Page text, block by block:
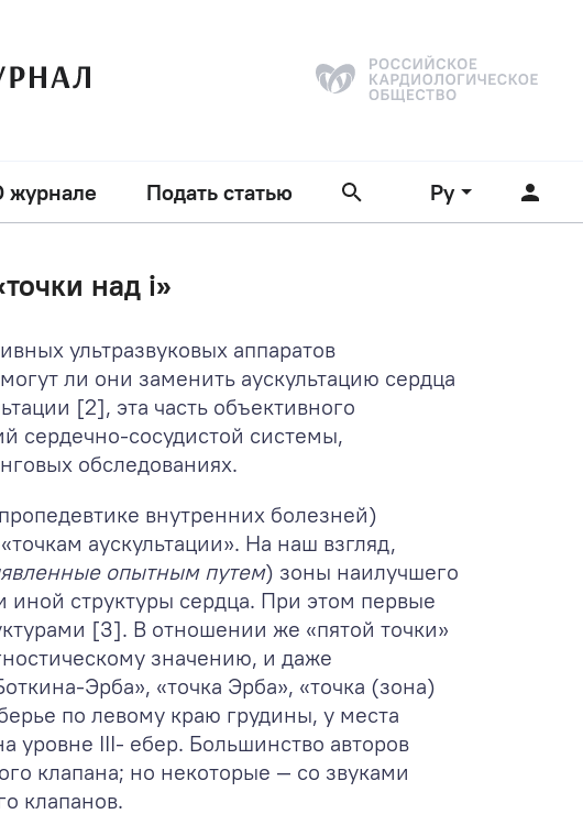
журнале Подать статью Ру
над i»
ультразвуковых аппаратов
ли они заменить аускультацию сердца
[2], эта часть объективного
сердечно-сосудистой системы,
обследованиях.
внутренних болезней)
аускультации». На наш взгляд,
опытным путем) зоны наилучшего
структуры сердца. При этом первые
[3]. В отношении же «пятой точки»
значению, и даже
Эрба», «точка Эрба», «точка (зона)
по левому краю грудины, у места
уровне III- ебер. Большинство авторов
клапана; но некоторые — со звуками
клапанов.